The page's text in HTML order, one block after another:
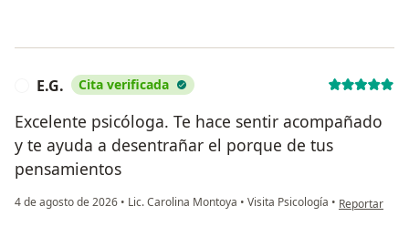
E.G. Cita verificada
Excelente psicóloga. Te hace sentir acompañado
y te ayuda a desentrañar el porque de tus
pensamientos
4 de agosto de 2026 • Lic. Carolina Montoya • Visita Psicología • en opinión
Reportar